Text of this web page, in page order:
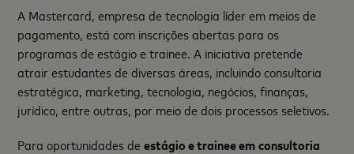
A Mastercard, empresa de tecnologia líder em meios de
pagamento, está com inscrições abertas para os
programas de estágio e trainee. A iniciativa pretende
atrair estudantes de diversas áreas, incluindo consultoria
estratégica, marketing, tecnologia, negócios, finanças,
jurídico, entre outras, por meio de dois processos seletivos.
Para oportunidades deestágio e trainee em consultoria